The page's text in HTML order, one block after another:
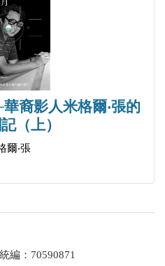
，我反而更能認同，因為
的弱點。
可能是新片，我也沒
重要主題：膚色和種族，
開始展露她的文體特色－
和各種中西文化中的典
影是一個引子，書本才是
，在此也隨處可見，然而
裔影人米格爾‧張的
（上）
爾‧張
編：70590871